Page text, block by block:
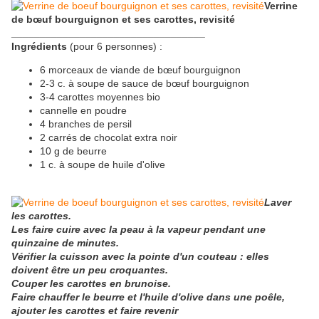
Verrine
de bœuf bourguignon et ses carottes, revisité
Ingrédients (pour 6 personnes) :
6 morceaux de viande de bœuf bourguignon
2-3 c. à soupe de sauce de bœuf bourguignon
3-4 carottes moyennes bio
cannelle en poudre
4 branches de persil
2 carrés de chocolat extra noir
10 g de beurre
1 c. à soupe de huile d'olive
Laver
les carottes.
Les faire cuire avec la peau à la vapeur pendant une
quinzaine de minutes.
Vérifier la cuisson avec la pointe d'un couteau : elles
doivent être un peu croquantes.
Couper les carottes en brunoise.
Faire chauffer le beurre et l'huile d'olive dans une poêle,
ajouter les carottes et faire revenir